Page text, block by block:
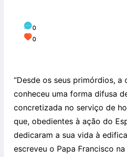
0
0
“Desde os seus primórdios, a
conheceu uma forma difusa
concretizada no serviço de
que, obedientes à ação do
dedicaram a sua vida à
escreveu o Papa Francisco